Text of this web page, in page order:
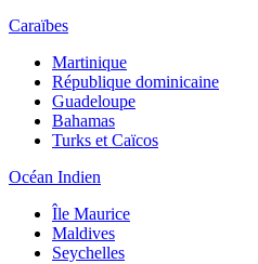
Caraïbes
Martinique
République dominicaine
Guadeloupe
Bahamas
Turks et Caïcos
Océan Indien
Île Maurice
Maldives
Seychelles